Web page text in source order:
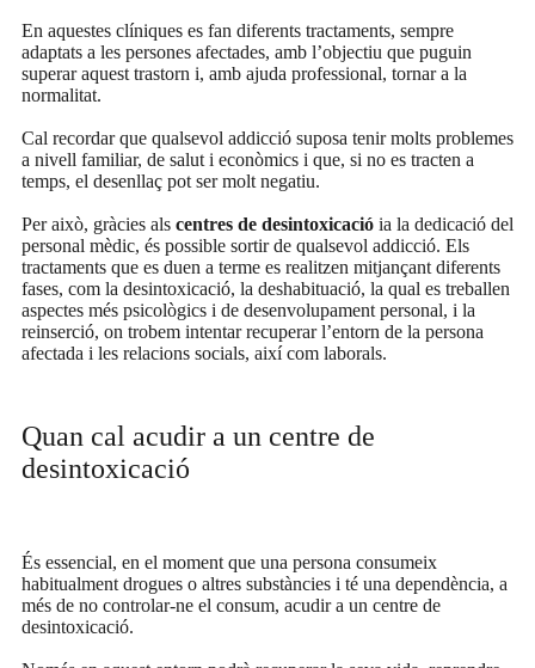
En aquestes clíniques es fan diferents tractaments, sempre
adaptats a les persones afectades, amb l’objectiu que puguin
superar aquest trastorn i, amb ajuda professional, tornar a la
normalitat.
Cal recordar que qualsevol addicció suposa tenir molts problemes
a nivell familiar, de salut i econòmics i que, si no es tracten a
temps, el desenllaç pot ser molt negatiu.
Per això, gràcies als centres de desintoxicació ia la dedicació del
personal mèdic, és possible sortir de qualsevol addicció. Els
tractaments que es duen a terme es realitzen mitjançant diferents
fases, com la desintoxicació, la deshabituació, la qual es treballen
aspectes més psicològics i de desenvolupament personal, i la
reinserció, on trobem intentar recuperar l’entorn de la persona
afectada i les relacions socials, així com laborals.
Quan cal acudir a un centre de
desintoxicació
És essencial, en el moment que una persona consumeix
habitualment drogues o altres substàncies i té una dependència, a
més de no controlar-ne el consum, acudir a un centre de
desintoxicació.